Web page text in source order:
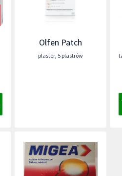
Olfen Patch
plaster, 5 plastrów